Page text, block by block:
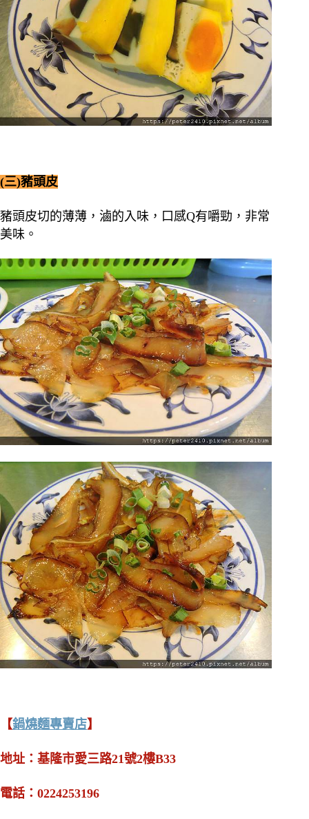
(三)豬頭皮
豬頭皮切的薄薄，滷的入味，口感Q有嚼勁，非常
美味。
【鍋燒麵專賣店】
地址：基隆市愛三路21號2樓B33
電話：0224253196